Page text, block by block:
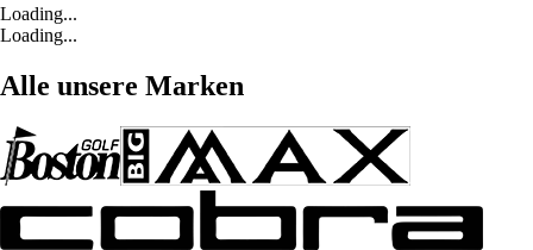
Loading...
Loading...
Alle unsere Marken